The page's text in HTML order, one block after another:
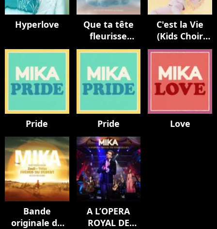
Hyperlove
Que ta tête
fleurisse
toujours
C'est la Vie
(Kids Choir
Version / avec
Populaire)
Pride Pride Love
Bande
originale du
A L’OPERA
ROYAL DE